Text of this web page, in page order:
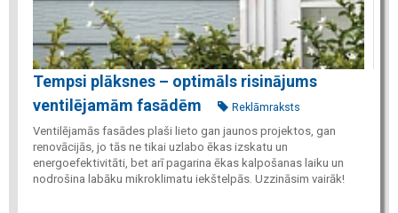
Tempsi plāksnes – optimāls risinājums
ventilējamām fasādēm
Reklāmraksts
Ventilējamās fasādes plaši lieto gan jaunos projektos, gan
renovācijās, jo tās ne tikai uzlabo ēkas izskatu un
energoefektivitāti, bet arī pagarina ēkas kalpošanas laiku un
nodrošina labāku mikroklimatu iekštelpās. Uzzināsim vairāk!